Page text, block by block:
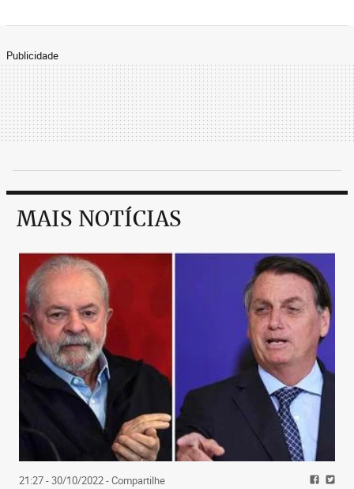
Publicidade
MAIS NOTÍCIAS
21:27 - 30/10/2022- Compartilhe